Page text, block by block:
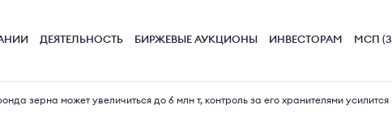
ДЕЯТЕЛЬНОСТЬ БИРЖЕВЫЕ АУКЦИОНЫ ИНВЕСТОРАМ МСП
зерна может увеличиться до 6 млн т, контроль за его хранителями